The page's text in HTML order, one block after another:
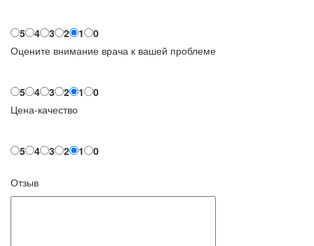
5 4 3 2 1
0
Оцените внимание врача к вашей проблеме
5 4 3 2 1
0
Цена-качество
5 4 3 2 1 0
Отзыв